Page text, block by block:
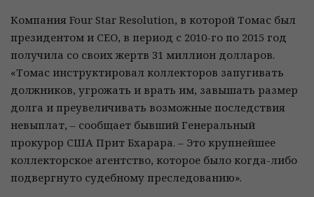
Компания Four Star Resolution, в которой Томас был
президентом и СЕО, в период с 2010-го по 2015 год
получила со своих жертв 31 миллион долларов.
«Томас инструктировал коллекторов запугивать
должников, угрожать и врать им, завышать размер
долга и преувеличивать возможные последствия
невыплат, – сообщает бывший Генеральный
прокурор США Прит Бхарара. – Это крупнейшее
коллекторское агентство, которое было когда-либо
подвергнуто судебному преследованию».